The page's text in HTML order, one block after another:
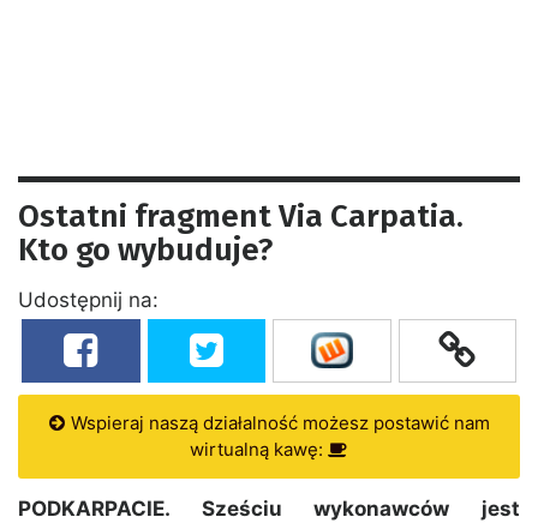
Ostatni fragment Via Carpatia.
Kto go wybuduje?
Udostępnij na:
Wspieraj naszą działalność możesz postawić nam
wirtualną kawę:
PODKARPACIE. Sześciu wykonawców jest